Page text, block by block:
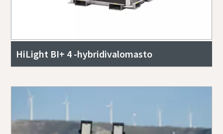
HiLight BI+ 4 -hybridivalomasto